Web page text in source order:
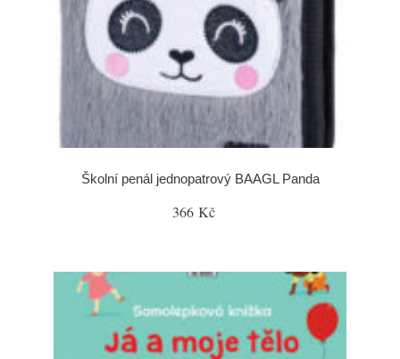
Školní penál jednopatrový BAAGL Panda
366 Kč